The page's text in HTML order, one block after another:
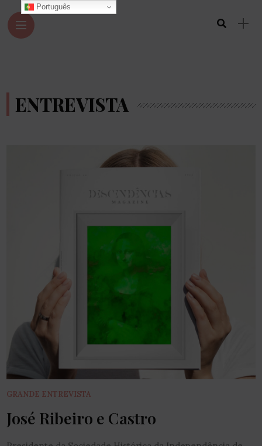
ENTREVISTA
GRANDE ENTREVISTA
José Ribeiro e Castro
Português